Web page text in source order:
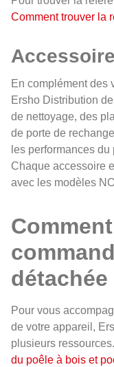
Comment trouver la
En complément des
Ersho Distribution
de nettoyage, des
de porte de
les performances
Chaque accessoire
avec les modèles
détachée
Pour vous
de votre appareil,
plusieurs
du poêle à bois et